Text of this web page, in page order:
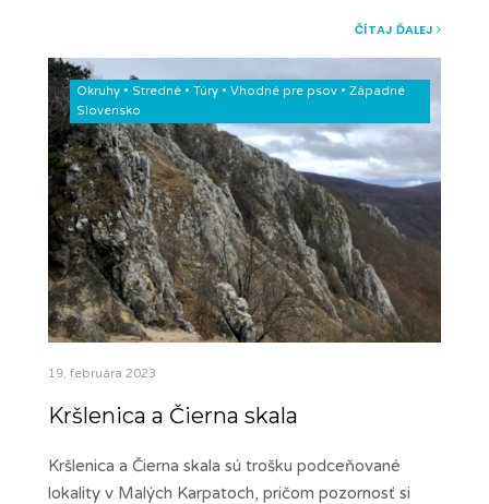
ČÍTAJ ĎALEJ
Okruhy • Stredné • Túry • Vhodné pre psov • Západné
Slovensko
19. februára 2023
Kršlenica a Čierna skala
Kršlenica a Čierna skala sú trošku podceňované
lokality v Malých Karpatoch, pričom pozornosť si